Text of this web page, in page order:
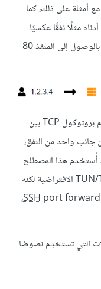
مع أمثلة على ذلك، كما
مثلًا نفقًا عكسيًا
يسمح لمستخدمي عنوان IP محدد (1.2.3.4) بالوصول إلى المنفذ 80
هي اتصالات مُعماة (خَفيَّة) تَستخدم بروتوكول TCP بين
جانب واحد من النفق،
أُستخدم هذا المصطلح
سابقًا لوصف التنفيق عبر واجهات شبكات TUN/TAP الافتراضية لكنه
SSHport forwarding،
التي تستخدِم نصوصًا